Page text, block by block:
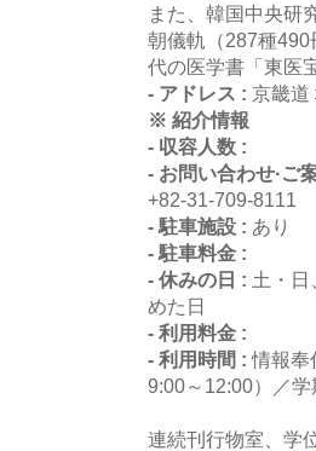
また、韓国中央研
朝儀軌（287種
代の医学書「東医
- アドレス : 京畿道
※ 紹介情報
- 収容人数 :
- お問い合わせ·ご
+82-31-709-8111
- 駐車施設 : あり
- 駐車料金 :
- 休みの日 : 土・日
めた日
- 利用料金 :
- 利用時間 :情報奉
9:00～12:00）／
連続刊行物室、学